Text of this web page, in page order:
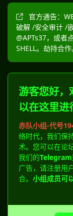
官方通告：
破解 /安全审计 /
@APTs37，或者
SHELL。劫持合作
游客您好，
以在这里进
赤队小组-代号
络时代，我们保
术。您可以在论
我们的Telegram
广告，请注册用
合。小组成员可